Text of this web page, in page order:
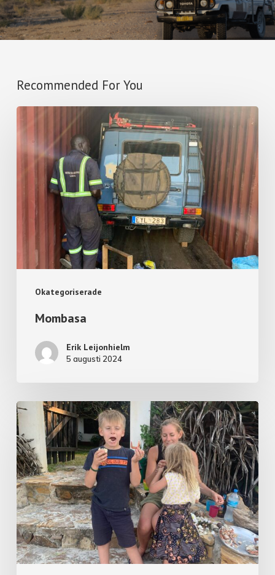
Recommended For You
Okategoriserade
Mombasa
Erik Leijonhielm
5 augusti 2024